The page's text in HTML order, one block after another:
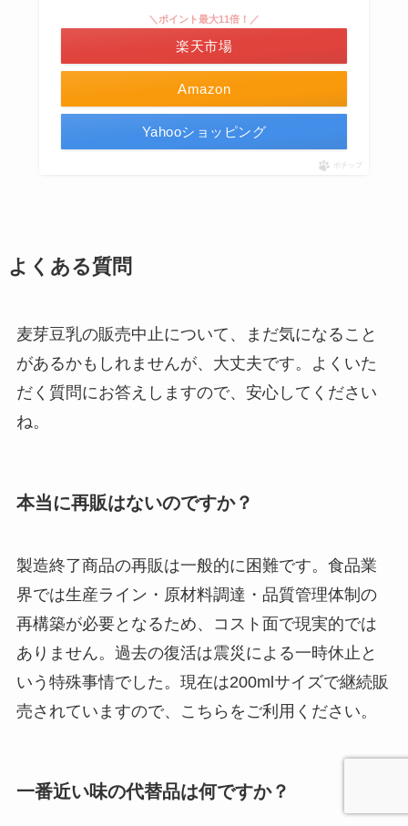
Amazon
＼ポイント最大11倍！／
楽天市場
Yahooショッピング
ポチップ
よくある質問
麦芽豆乳の販売中止について、まだ気になること
があるかもしれませんが、大丈夫です。よくいた
だく質問にお答えしますので、安心してください
ね。
本当に再販はないのですか？
製造終了商品の再販は一般的に困難です。食品業
界では生産ライン・原材料調達・品質管理体制の
再構築が必要となるため、コスト面で現実的では
ありません。過去の復活は震災による一時休止と
いう特殊事情でした。現在は200mlサイズで継続販
売されていますので、こちらをご利用ください。
一番近い味の代替品は何ですか？